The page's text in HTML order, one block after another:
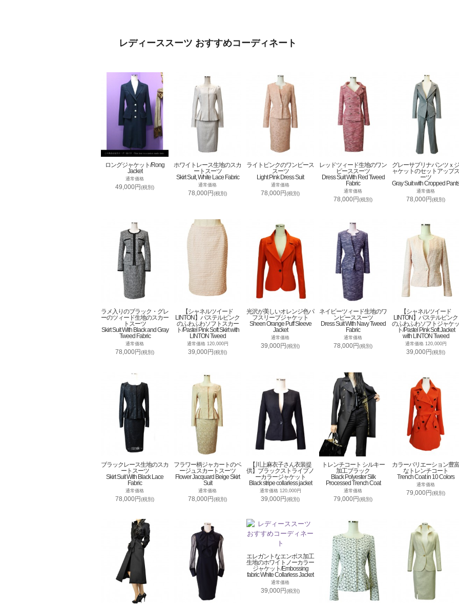
レディーススーツ おすすめコーディネート
ロングジャケット/Rong
Jacket
通常価格
49,000円(税別)
ホワイトレース生地のスカ
ートスーツ
Skirt Suit, White Lace Fabric
通常価格
78,000円(税別)
ライトピンクのワンピース
スーツ
Light Pink Dress Suit
通常価格
78,000円(税別)
レッドツィード生地のワン
ピーススーツ
Dress Suit With Red Tweed
Fabric
通常価格
78,000円(税別)
グレーサブリナパンツｘジ
ャケットのセットアップス
ーツ
Gray Suit with Cropped Pants
通常価格
78,000円(税別)
ラメ入りのブラック・グレ
ーのツィード生地のスカー
トスーツ
Skirt Suit With Black and Gray
Tweed Fabric
通常価格
78,000円(税別)
【シャネルツイード
LINTON】パステルピンク
のふわふわソフトスカー
ト/Pastel Pink Soft Skirt with
LINTON Tweed
通常価格 120,000円
39,000円(税別)
光沢が美しいオレンジ色パ
フスリーブジャケット
Sheen Orange Puff Sleeve
Jacket
通常価格
39,000円(税別)
ネイビーツィード生地のワ
ンピーススーツ
Dress Suit With Navy Tweed
Fabric
通常価格
78,000円(税別)
【シャネルツイード
LINTON】パステルピンク
のふわふわソフトジャケッ
ト/Pastel Pink Soft Jacket
with LINTON Tweed
通常価格 120,000円
39,000円(税別)
ブラックレース生地のスカ
ートスーツ
Skirt Suit With Black Lace
Fabric
通常価格
78,000円(税別)
フラワー柄ジャカートのベ
ージュスカートスーツ
Flower Jacquard Beige Skirt
Suit
通常価格
78,000円(税別)
【川上麻衣子さん衣装提
供】ブラックストライプノ
ーカラージャケット
Black stripe collarless jacket
通常価格 120,000円
39,000円(税別)
トレンチコート シルキー
加工ブラック
Black Polyester Silk
Processed Trench Coat
通常価格
79,000円(税別)
カラーバリエーション豊富
なトレンチコート
Trench Coat in 10 Colors
通常価格
79,000円(税別)
エレガントなエンボス加工
生地のホワイトノーカラー
ジャケット/Embossing
fabric White Collarless Jacket
通常価格
39,000円(税別)